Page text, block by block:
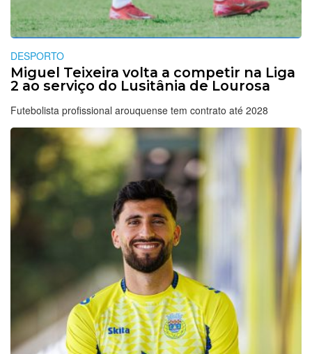
DESPORTO
Miguel Teixeira volta a competir na Liga
2 ao serviço do Lusitânia de Lourosa
Futebolista profissional arouquense tem contrato até 2028